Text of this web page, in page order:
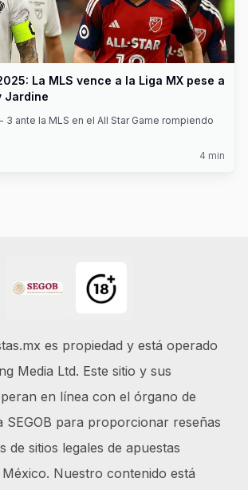
La MLS vence a la Liga MX pese a
Jardine
3 ante la MLS en el All Star Game rompiendo
4 min
es propiedad y está operado
Media Ltd. Este sitio y sus
en línea con el órgano de
SEGOB para proporcionar reseñas
de sitios legales de apuestas
Nuestro contenido está